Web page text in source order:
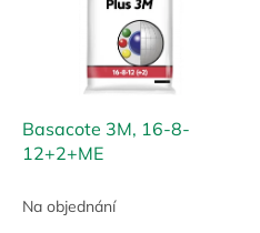
Basacote 3M, 16-8-
12+2+ME
Na objednání